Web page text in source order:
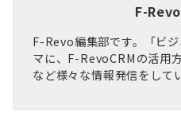
F-
F-Revo編集部です。「ビ
マに、F-RevoCRMの活用
など様々な情報発信をして